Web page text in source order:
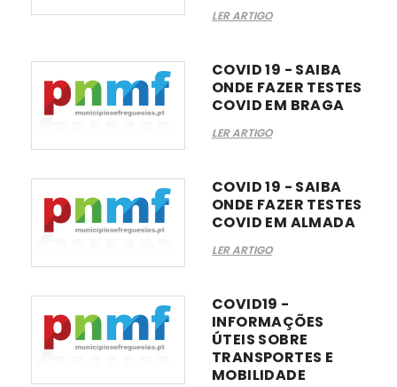
LER ARTIGO
COVID 19 - SAIBA
ONDE FAZER TESTES
COVID EM BRAGA
LER ARTIGO
COVID 19 - SAIBA
ONDE FAZER TESTES
COVID EM ALMADA
LER ARTIGO
COVID19 -
INFORMAÇÕES
ÚTEIS SOBRE
TRANSPORTES E
MOBILIDADE